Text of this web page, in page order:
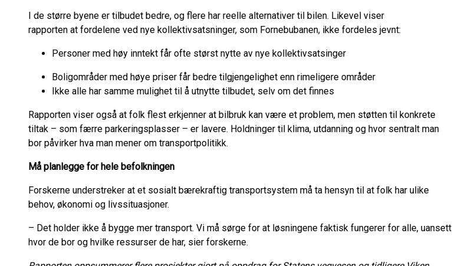
I de større byene er tilbudet bedre, og flere har reelle alternativer til bilen. Likevel viser
rapporten at fordelene ved nye kollektivsatsninger, som Fornebubanen, ikke fordeles jevnt:
Personer med høy inntekt får ofte størst nytte av nye kollektivsatsinger
Boligområder med høye priser får bedre tilgjengelighet enn rimeligere områder
Ikke alle har samme mulighet til å utnytte tilbudet, selv om det finnes
Rapporten viser også at folk flest erkjenner at bilbruk kan være et problem, men støtten til konkrete
tiltak – som færre parkeringsplasser – er lavere. Holdninger til klima, utdanning og hvor sentralt man
bor påvirker hva man mener om transportpolitikk.
Må planlegge for hele befolkningen
Forskerne understreker at et sosialt bærekraftig transportsystem må ta hensyn til at folk har ulike
behov, økonomi og livssituasjoner.
– Det holder ikke å bygge mer transport. Vi må sørge for at løsningene faktisk fungerer for alle, uansett
hvor de bor og hvilke ressurser de har, sier forskerne.